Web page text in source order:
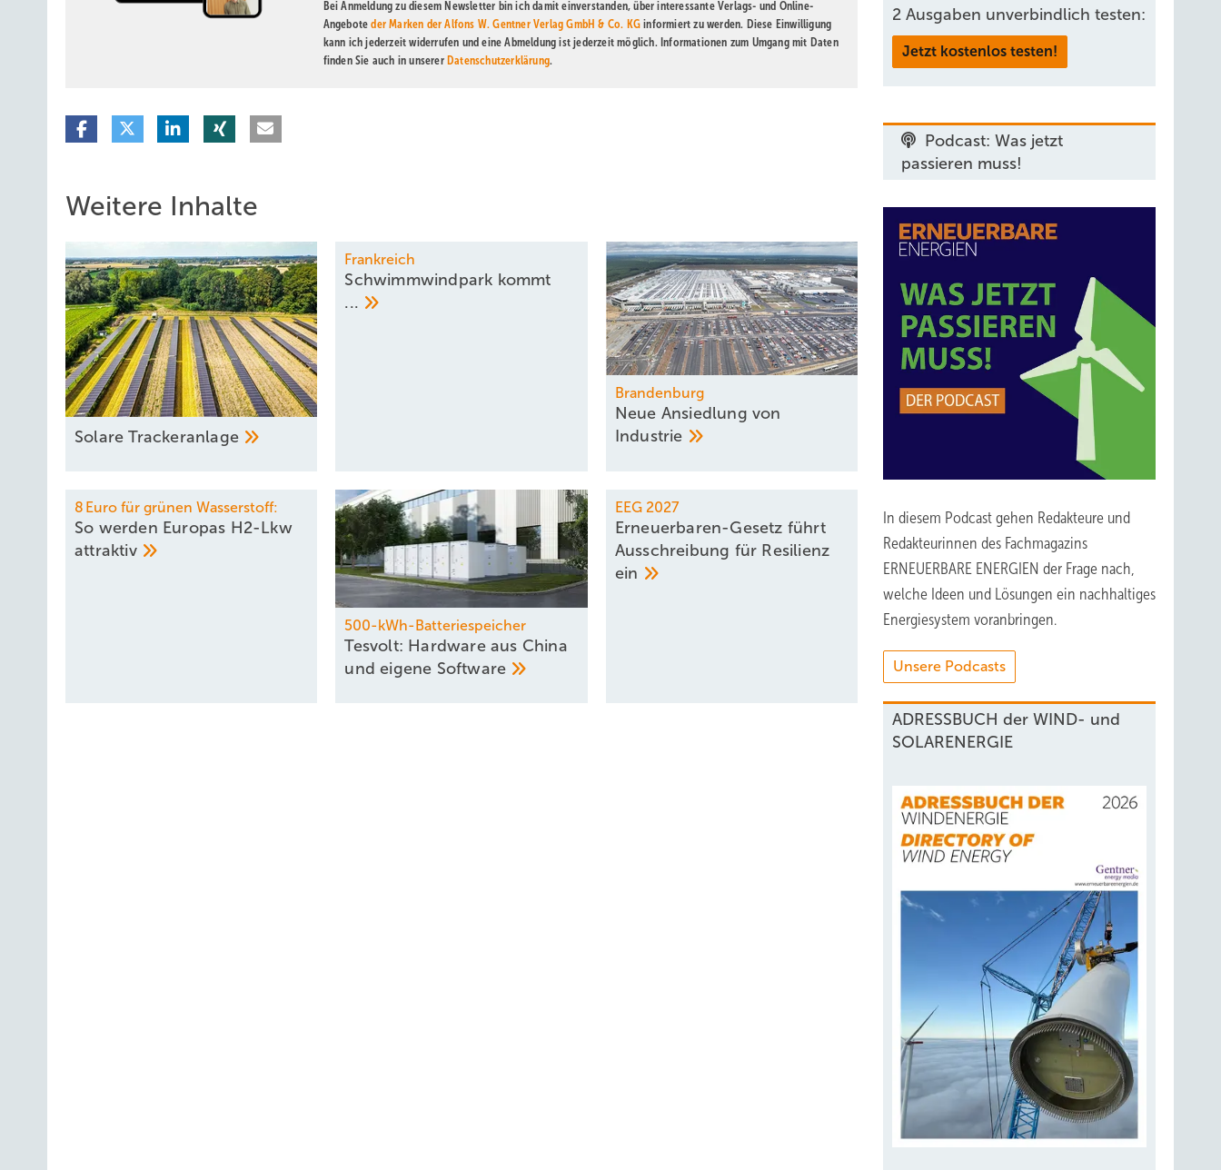
Bei Anmeldung zu diesem Newsletter bin ich damit einverstanden, über interessante Verlags- und Online-
Angeboteder Marken der Alfons W. Gentner Verlag GmbH & Co. KG informiert zu werden. Diese Einwilligung
kann ich jederzeit widerrufen und eine Abmeldung ist jederzeit möglich. Informationen zum Umgang mit Daten
finden Sie auch in unserer Datenschutzerklärung.
Weitere Inhalte
SolareTrackeranlage
Frankreich
Schwimmwindpark kommt
...
Brandenburg
Neue Ansiedlung von
Industrie
8 Euro für grünen Wasserstoff:
So werden Europas H2-Lkw
attraktiv
500-kWh-Batteriespeicher
Tesvolt: Hardware aus China
und eigene Software
EEG 2027
Erneuerbaren-Gesetz führt
Ausschreibung für Resilienz
ein
2 Ausgaben unverbindlich testen:
Jetzt kostenlos testen!
Podcast: Was jetzt
passieren muss!
In diesem Podcast gehen Redakteure und
Redakteurinnen des Fachmagazins
ERNEUERBARE ENERGIEN der Frage nach,
welche Ideen und Lösungen ein nachhaltiges
Energiesystem voranbringen.
Unsere Podcasts
ADRESSBUCH der WIND- und
SOLARENERGIE